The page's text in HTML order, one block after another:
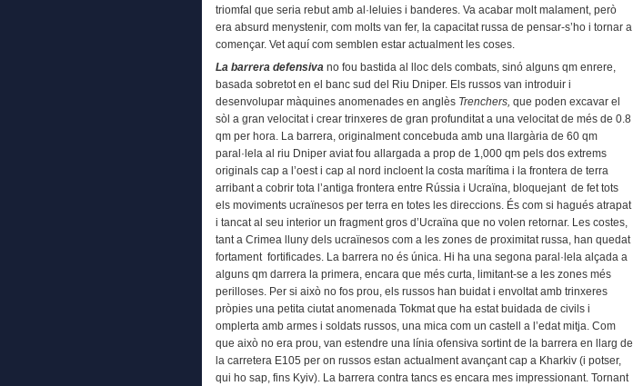
triomfal que seria rebut amb al·leluies i banderes. Va acabar molt malament, però
era absurd menystenir, com molts van fer, la capacitat russa de pensar-s’ho i tornar a
començar. Vet aquí com semblen estar actualment les coses.
La barrera defensiva no fou bastida al lloc dels combats, sinó alguns qm enrere,
basada sobretot en el banc sud del Riu Dniper. Els russos van introduir i
desenvolupar màquines anomenades en anglès Trenchers, que poden excavar el
sòl a gran velocitat i crear trinxeres de gran profunditat a una velocitat de més de 0.8
qm per hora. La barrera, originalment concebuda amb una llargària de 60 qm
paral·lela al riu Dniper aviat fou allargada a prop de 1,000 qm pels dos extrems
originals cap a l’oest i cap al nord incloent la costa marítima i la frontera de terra
arribant a cobrir tota l’antiga frontera entre Rússia i Ucraïna, bloquejant de fet tots
els moviments ucraïnesos per terra en totes les direccions. És com si hagués atrapat
i tancat al seu interior un fragment gros d’Ucraïna que no volen retornar. Les costes,
tant a Crimea lluny dels ucraïnesos com a les zones de proximitat russa, han quedat
fortament fortificades. La barrera no és única. Hi ha una segona paral·lela alçada a
alguns qm darrera la primera, encara que més curta, limitant-se a les zones més
perilloses. Per si això no fos prou, els russos han buidat i envoltat amb trinxeres
pròpies una petita ciutat anomenada Tokmat que ha estat buidada de civils i
omplerta amb armes i soldats russos, una mica com un castell a l’edat mitja. Com
que això no era prou, van estendre una línia ofensiva sortint de la barrera en llarg de
la carretera E105 per on russos estan actualment avançant cap a Kharkiv (i potser,
qui ho sap, fins Kyiv). La barrera contra tancs es encara mes impressionant. Tornant